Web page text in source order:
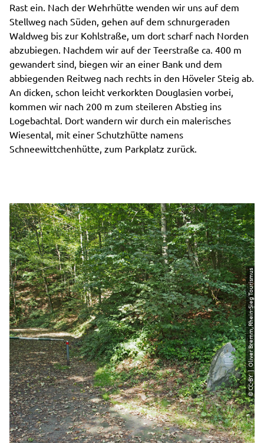
Rast ein. Nach der Wehrhütte wenden wir uns auf dem
Stellweg nach Süden, gehen auf dem schnurgeraden
Waldweg bis zur Kohlstraße, um dort scharf nach Norden
abzubiegen. Nachdem wir auf der Teerstraße ca. 400 m
gewandert sind, biegen wir an einer Bank und dem
abbiegenden Reitweg nach rechts in den Höveler Steig ab.
An dicken, schon leicht verkorkten Douglasien vorbei,
kommen wir nach 200 m zum steileren Abstieg ins
Logebachtal. Dort wandern wir durch ein malerisches
Wiesental, mit einer Schutzhütte namens
Schneewittchenhütte, zum Parkplatz zurück.
© CC-BY | Oliver Bremm, Rhein-Sieg Tourismus